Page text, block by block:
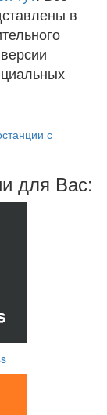
в
с
для Вас: